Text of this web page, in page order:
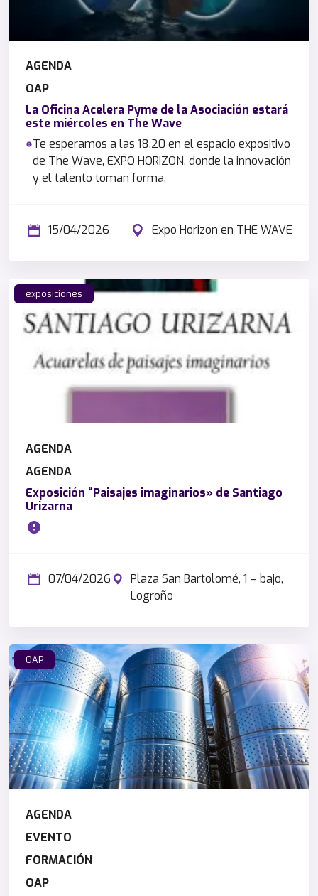
AGENDA
OAP
La Oficina Acelera Pyme de la Asociación estará
este miércoles en The Wave
Te esperamos a las 18.20 en el espacio expositivo
de The Wave, EXPO HORIZON, donde la innovación
y el talento toman forma.
15/04/2026 Expo Horizon en THE WAVE
exposiciones
AGENDA
AGENDA
Exposición “Paisajes imaginarios» de Santiago
Urizarna
07/04/2026
Plaza San Bartolomé, 1 – bajo,
Logroño
OAP
AGENDA
EVENTO
FORMACIÓN
OAP